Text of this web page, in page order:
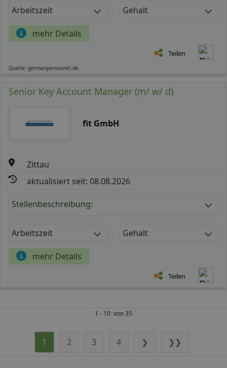
Arbeitszeit Gehalt
mehr Details
Teilen
Quelle: germanpersonnel.de
Senior Key Account Manager (m/ w/ d)
fit GmbH
Zittau
aktualisiert seit: 08.08.2026
Stellenbeschreibung:
Arbeitszeit Gehalt
mehr Details
Teilen
1 - 10 von 35
1 2 3 4 ❯ ❯❯